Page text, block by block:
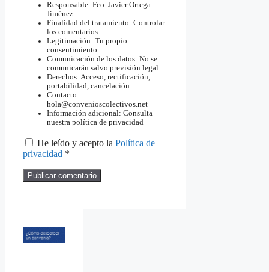
Responsable: Fco. Javier Ortega
Jiménez
Finalidad del tratamiento: Controlar
los comentarios
Legitimación: Tu propio
consentimiento
Comunicación de los datos: No se
comunicarán salvo previsión legal
Derechos: Acceso, rectificación,
portabilidad, cancelación
Contacto:
hola@convenioscolectivos.net
Información adicional: Consulta
nuestra política de privacidad
He leído y acepto la Política de
privacidad *